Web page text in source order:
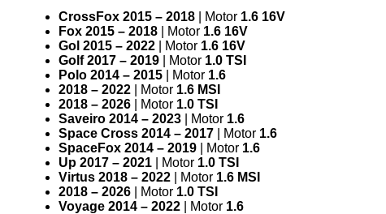
CrossFox 2015 – 2018 | Motor 1.6 16V
Fox 2015 – 2018 | Motor 1.6 16V
Gol 2015 – 2022 | Motor 1.6 16V
Golf 2017 – 2019 | Motor 1.0 TSI
Polo 2014 – 2015 | Motor 1.6
2018 – 2022 | Motor 1.6 MSI
2018 – 2026 | Motor 1.0 TSI
Saveiro 2014 – 2023 | Motor 1.6
Space Cross 2014 – 2017 | Motor 1.6
SpaceFox 2014 – 2019 | Motor 1.6
Up 2017 – 2021 | Motor 1.0 TSI
Virtus 2018 – 2022 | Motor 1.6 MSI
2018 – 2026 | Motor 1.0 TSI
Voyage 2014 – 2022 | Motor 1.6